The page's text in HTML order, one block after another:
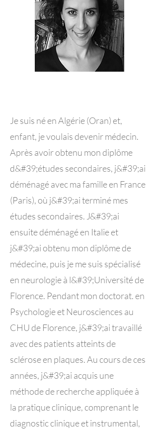
Je suis né en Algérie (Oran) et,
enfant, je voulais devenir médecin.
Après avoir obtenu mon diplôme
d&#39;études secondaires, j&#39;ai
déménagé avec ma famille en France
(Paris), où j&#39;ai terminé mes
études secondaires. J&#39;ai
ensuite déménagé en Italie et
j&#39;ai obtenu mon diplôme de
médecine, puis je me suis spécialisé
en neurologie à l&#39;Université de
Florence. Pendant mon doctorat. en
Psychologie et Neurosciences au
CHU de Florence, j&#39;ai travaillé
avec des patients atteints de
sclérose en plaques. Au cours de ces
années, j&#39;ai acquis une
méthode de recherche appliquée à
la pratique clinique, comprenant le
diagnostic clinique et instrumental,